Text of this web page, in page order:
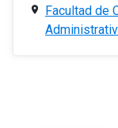
Facultad de